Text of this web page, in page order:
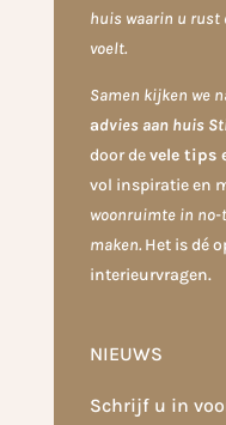
huis waarin u rust
voelt.
Samen kijken we
advies aan huis
door devele tips
vol inspiratie en
woonruimte in
maken. Het is dé
interieurvragen.
NIEUWS
Schrijf u in